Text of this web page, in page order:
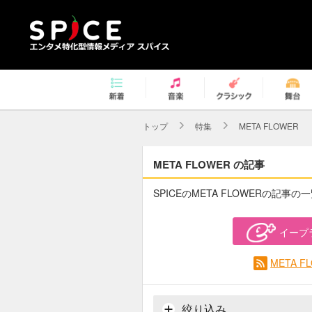
トップ 特集 META FLOWER
META FLOWER の記事
SPICEのMETA FLOWERの記事の
イープ
META